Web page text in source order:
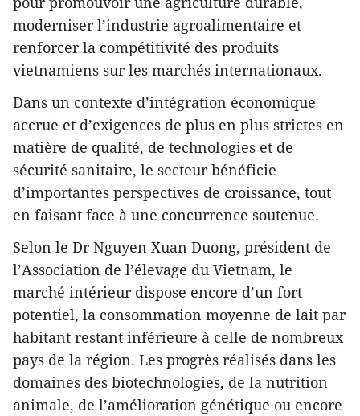
moderniser l’industrie agroalimentaire et
renforcer la compétitivité des produits
vietnamiens sur les marchés internationaux.
Dans un contexte d’intégration économique
accrue et d’exigences de plus en plus strictes en
matière de qualité, de technologies et de
sécurité sanitaire, le secteur bénéficie
d’importantes perspectives de croissance, tout
en faisant face à une concurrence soutenue.
Selon le Dr Nguyen Xuan Duong, président de
l’Association de l’élevage du Vietnam, le
marché intérieur dispose encore d’un fort
potentiel, la consommation moyenne de lait par
habitant restant inférieure à celle de nombreux
pays de la région. Les progrès réalisés dans les
domaines des biotechnologies, de la nutrition
animale, de l’amélioration génétique ou encore